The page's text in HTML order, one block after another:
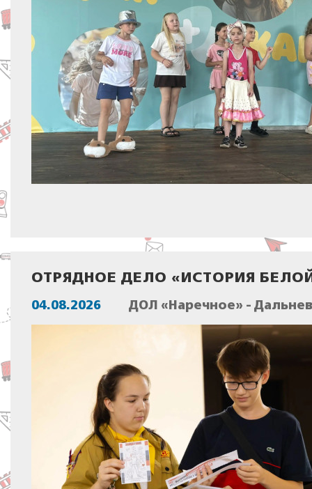
ОТРЯДНОЕ ДЕЛО «ИСТОРИЯ
04.08.2026 ДОЛ «Наречное» -